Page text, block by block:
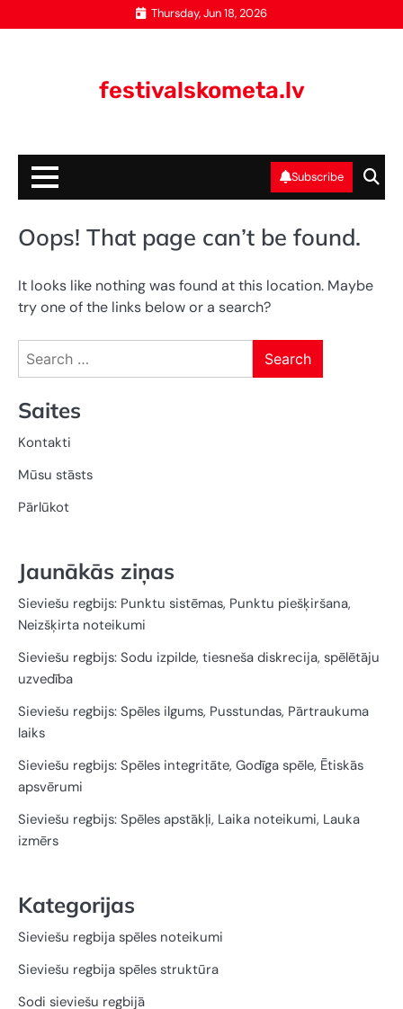
to
Thursday, Jun 18, 2026
festivalskometa.lv
Subscribe
Oops! That page can’t be found.
It looks like nothing was found at this location. Maybe
try one of the links below or a search?
Search
Saites
Kontakti
Mūsu stāsts
Pārlūkot
Jaunākās ziņas
Sieviešu regbijs: Punktu sistēmas, Punktu piešķiršana,
Neizšķirta noteikumi
Sieviešu regbijs: Sodu izpilde, tiesneša diskrecija, spēlētāju
uzvedība
Sieviešu regbijs: Spēles ilgums, Pusstundas, Pārtraukuma
laiks
Sieviešu regbijs: Spēles integritāte, Godīga spēle, Ētiskās
apsvērumi
Sieviešu regbijs: Spēles apstākļi, Laika noteikumi, Lauka
izmērs
Kategorijas
Sieviešu regbija spēles noteikumi
Sieviešu regbija spēles struktūra
Sodi sieviešu regbijā